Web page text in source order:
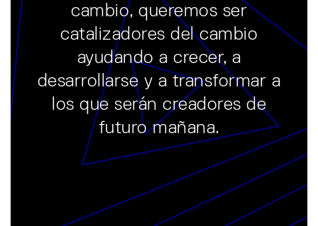
cambio, queremos ser
catalizadores del cambio
ayudando a crecer, a
desarrollarse y a transformar a
los que serán creadores de
futuro mañana.